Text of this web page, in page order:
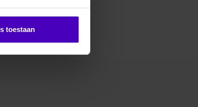
toestaan